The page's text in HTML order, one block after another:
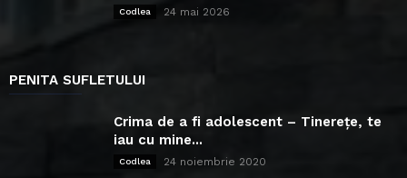
Codlea 24 mai 2026
PENITA SUFLETULUI
Crima de a fi adolescent – Tinerețe, te
iau cu mine...
Codlea 24 noiembrie 2020